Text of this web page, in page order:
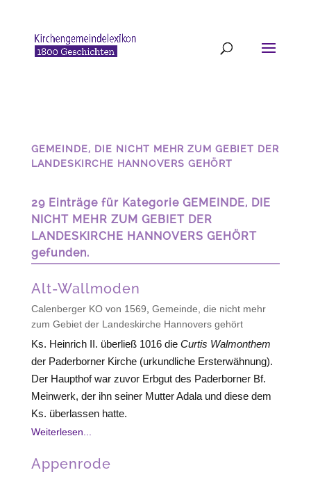
GEMEINDE, DIE NICHT MEHR ZUM GEBIET DER
LANDESKIRCHE HANNOVERS GEHÖRT
29 Einträge für Kategorie GEMEINDE, DIE
NICHT MEHR ZUM GEBIET DER
LANDESKIRCHE HANNOVERS GEHÖRT
gefunden.
Alt-Wallmoden
Calenberger KO von 1569 Gemeinde, die nicht mehr
zum Gebiet der Landeskirche Hannovers gehört
Ks. Heinrich II. überließ 1016 die Curtis Walmonthem
der Paderborner Kirche (urkundliche Ersterwähnung).
Der Haupthof war zuvor Erbgut des Paderborner Bf.
Meinwerk, der ihn seiner Mutter Adala und diese dem
Ks. überlassen hatte.
Weiterlesen...
Appenrode